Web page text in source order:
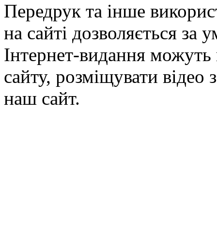
Передрук та інше
на сайті дозволяється
Інтернет-видання можуть
сайту, розміщувати відео
наш сайт.